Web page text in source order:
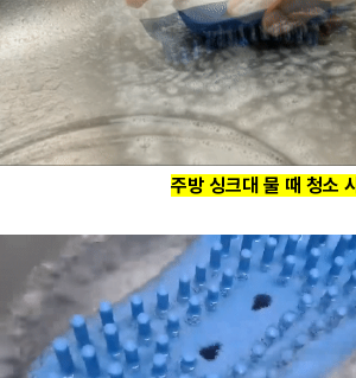
주방 싱크대 물 때 청소 시